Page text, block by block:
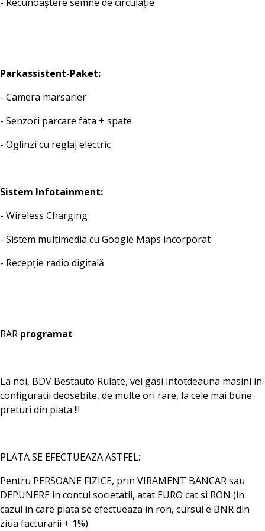
- Recunoaștere semne de circulație
Parkassistent-Paket:
- Camera marsarier
- Senzori parcare fata + spate
- Oglinzi cu reglaj electric
Sistem Infotainment:
- Wireless Charging
- Sistem multimedia cu Google Maps incorporat
- Recepție radio digitală
RAR programat
La noi, BDV Bestauto Rulate, vei gasi intotdeauna masini in
configuratii deosebite, de multe ori rare, la cele mai bune
preturi din piata !!!
PLATA SE EFECTUEAZA ASTFEL:
Pentru PERSOANE FIZICE, prin VIRAMENT BANCAR sau
DEPUNERE in contul societatii, atat EURO cat si RON (in
cazul in care plata se efectueaza in ron, cursul e BNR din
ziua facturarii + 1%)